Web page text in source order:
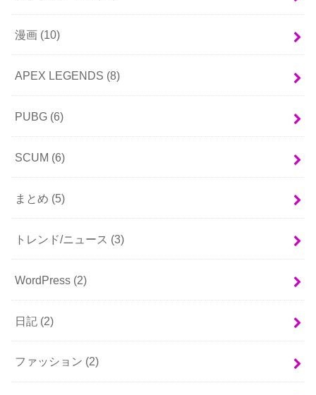
漫画 (10)
APEX LEGENDS (8)
PUBG (6)
SCUM (6)
まとめ (5)
トレンド/ニュース (3)
WordPress (2)
日記 (2)
ファッション (2)